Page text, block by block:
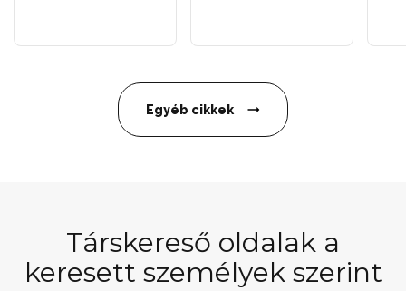
Egyéb cikkek
Társkereső oldalak a
keresett személyek szerint